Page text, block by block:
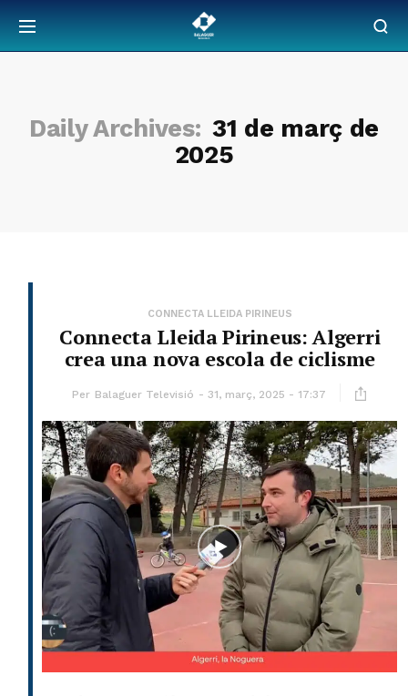
Daily Archives: 31 de març de
2025
CONNECTA LLEIDA PIRINEUS
Connecta Lleida Pirineus: Algerri
crea una nova escola de ciclisme
Per Balaguer Televisió 31, març, 2025 - 17:37